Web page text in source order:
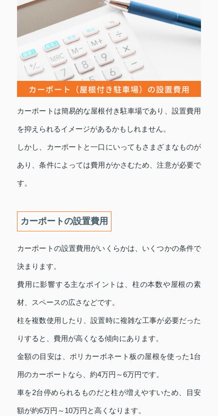
カーポートは簡易的な屋根付き駐車場であり、設置費用
を抑えられるイメージがあるかもしれません。
しかし、カーポートと一口にいってもさまざまなものが
あり、条件によっては費用がかさむため、注意が必要で
す。
カーポートの設置費用
カーポートの設置費用がいくらかは、いくつかの条件で
決まります。
費用に影響する主なポイントは、柱の本数や屋根の素
材、スペースの広さなどです。
柱を複数使用したり、設置時に複雑な工事が必要だった
りすると、費用が高くなる傾向にあります。
金額の目安は、ポリカーボネート板の屋根を使った1台
用のカーポートなら、約4万円～6万円です。
車を2台停められるものだと柱が増えやすいため、目安
額が約6万円～10万円と高くなります。